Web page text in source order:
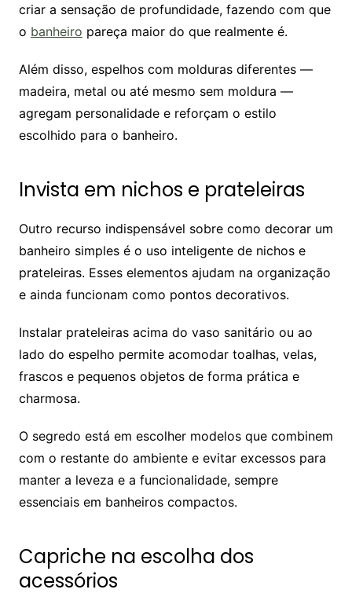
criar a sensação de profundidade, fazendo com que
o banheiro pareça maior do que realmente é.
Além disso, espelhos com molduras diferentes —
madeira, metal ou até mesmo sem moldura —
agregam personalidade e reforçam o estilo
escolhido para o banheiro.
Invista em nichos e prateleiras
Outro recurso indispensável sobre como decorar um
banheiro simples é o uso inteligente de nichos e
prateleiras. Esses elementos ajudam na organização
e ainda funcionam como pontos decorativos.
Instalar prateleiras acima do vaso sanitário ou ao
lado do espelho permite acomodar toalhas, velas,
frascos e pequenos objetos de forma prática e
charmosa.
O segredo está em escolher modelos que combinem
com o restante do ambiente e evitar excessos para
manter a leveza e a funcionalidade, sempre
essenciais em banheiros compactos.
Capriche na escolha dos
acessórios